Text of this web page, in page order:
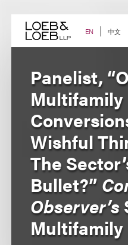
content EN 中文
Panelist,
Multifamily
Wishful
The
Bullet?”
Observer’s
Multifamily